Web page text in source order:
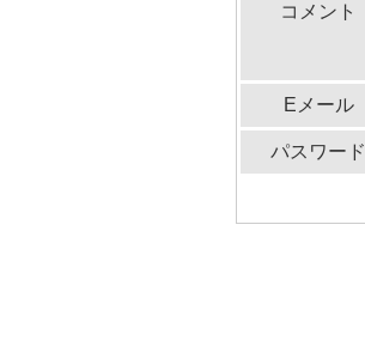
コメント
Eメール
パスワード